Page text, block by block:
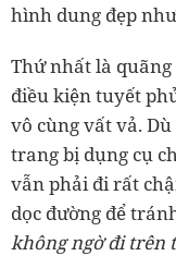
hình dung đẹp
Thứ nhất là
điều kiện tuyết
vô cùng vất vả.
trang bị dụng cụ
vẫn phải đi rất
dọc đường để
không ngờ đi trên